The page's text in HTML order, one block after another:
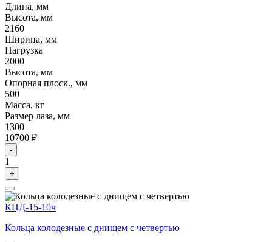
Длина, мм
Высота, мм
2160
Ширина, мм
Нагрузка
2000
Высота, мм
Опорная плоск., мм
500
Масса, кг
Размер лаза, мм
1300
10700 ₽
-
1
+
КЦД-15-10ч
Кольца колодезные с днищем с четвертью